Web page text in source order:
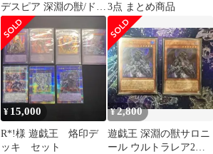
デスピア 深淵の獣/ドラ
グマ デッキパーツ 烙印
竜 アルビオン 烙印竜バ
スタード 鉄駆竜スプリ
ンド デスピアの凶劇 白
の烙印 喜劇のデスピア
ン烙印の絆 ドラグマパ
ニッシュメント
3点 まとめ商品
¥ 15,000
R*!様 遊戯王 烙印デ
ッキ セット
¥2,800
遊戯王 深淵の獣サロニ
ール ウルトラレア2枚